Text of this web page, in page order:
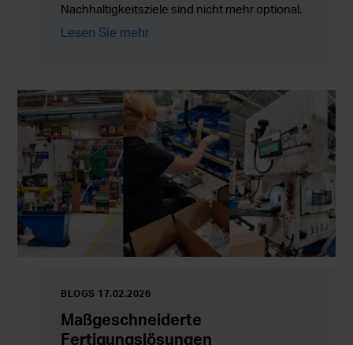
Nachhaltigkeitsziele sind nicht mehr optional.
Gleichzeitig müssen die Produktionsmengen
Lesen Sie mehr
BLOGS 17.02.2026
Maßgeschneiderte
Fertigungslösungen